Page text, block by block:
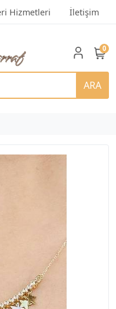
Hizmetleri İletişim
ARA
0